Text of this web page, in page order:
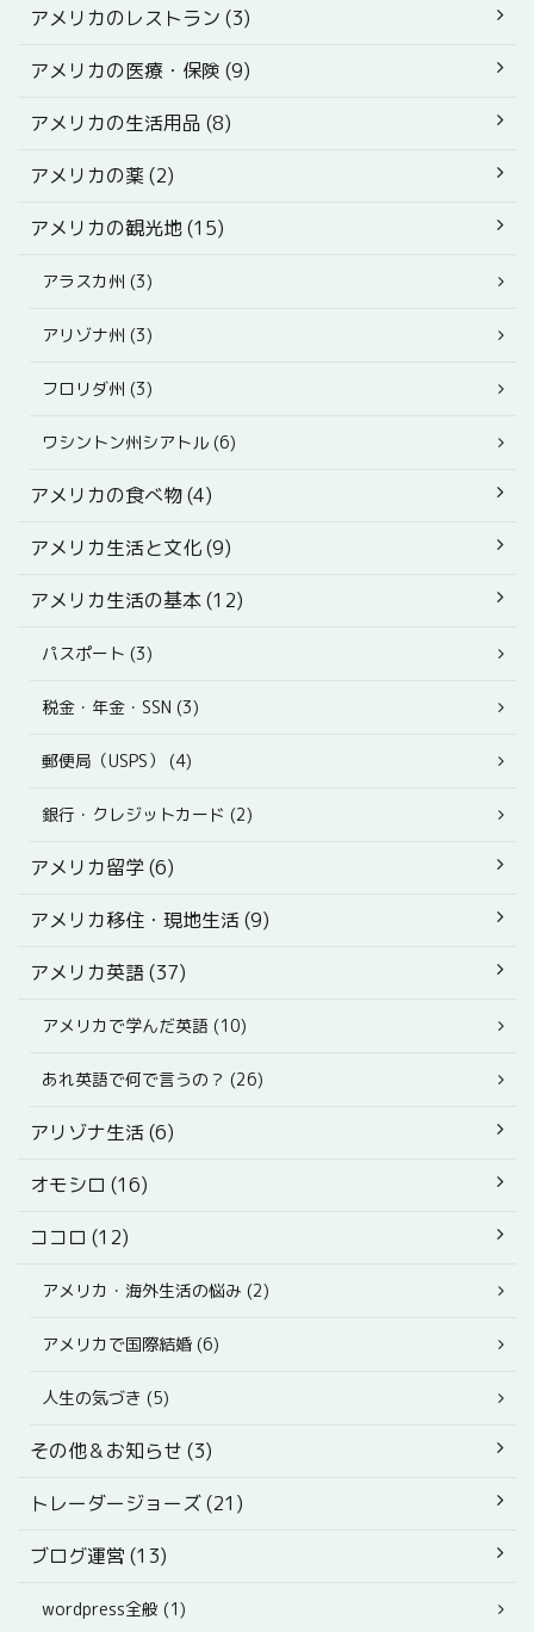
アメリカのレストラン (3)
アメリカの医療・保険 (9)
アメリカの生活用品 (8)
アメリカの薬 (2)
アメリカの観光地 (15)
アラスカ州 (3)
アリゾナ州 (3)
フロリダ州 (3)
ワシントン州シアトル (6)
アメリカの食べ物 (4)
アメリカ生活と文化 (9)
アメリカ生活の基本 (12)
パスポート (3)
税金・年金・SSN (3)
郵便局（USPS） (4)
銀行・クレジットカード (2)
アメリカ留学 (6)
アメリカ移住・現地生活 (9)
アメリカ英語 (37)
アメリカで学んだ英語 (10)
あれ英語で何で言うの？ (26)
アリゾナ生活 (6)
オモシロ (16)
ココロ (12)
アメリカ・海外生活の悩み (2)
アメリカで国際結婚 (6)
人生の気づき (5)
その他＆お知らせ (3)
トレーダージョーズ (21)
ブログ運営 (13)
wordpress全般 (1)